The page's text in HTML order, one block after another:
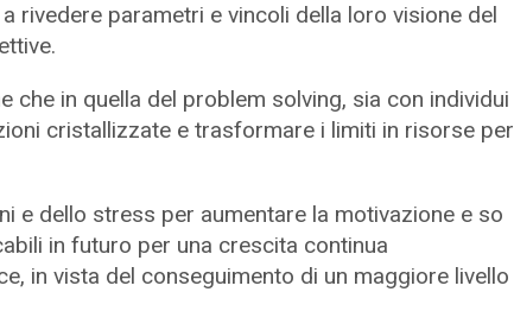
rivedere parametri e vincoli della loro visione del
che in quella del problem solving, sia con individui
cristallizzate e trasformare i limiti in risorse per
e dello stress per aumentare la motivazione e so
in futuro per una crescita continua
in vista del conseguimento di un maggiore livello